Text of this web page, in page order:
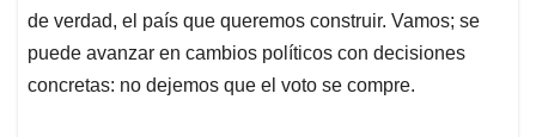
de verdad, el país que queremos construir. Vamos; se
puede avanzar en cambios políticos con decisiones
concretas: no dejemos que el voto se compre.